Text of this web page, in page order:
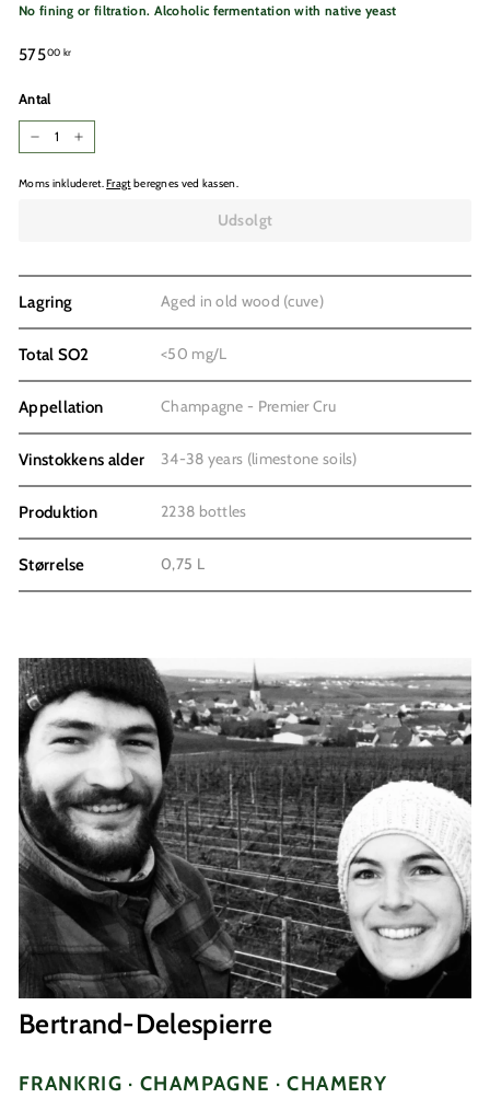
No fining or filtration. Alcoholic fermentation with native yeast
Normalpris
57500 kr575,00
Antal
Moms inkluderet.Fragtberegnes ved kassen.
Udsolgt
Lagring Aged in old wood (cuve)
Total SO2 <50 mg/L
Appellation Champagne - Premier Cru
Vinstokkens alder 34-38 years (limestone soils)
Produktion 2238 bottles
Størrelse 0,75 L
Bertrand-Delespierre
FRANKRIG · CHAMPAGNE · CHAMERY